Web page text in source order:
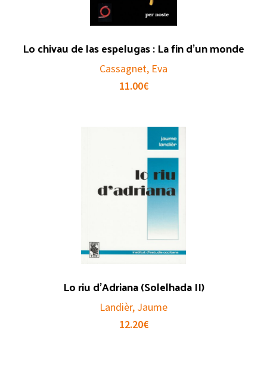
Lo chivau de las espelugas : La fin d’un monde
Cassagnet, Eva
11.00€
Lo riu d’Adriana (Solelhada II)
Landièr, Jaume
12.20€